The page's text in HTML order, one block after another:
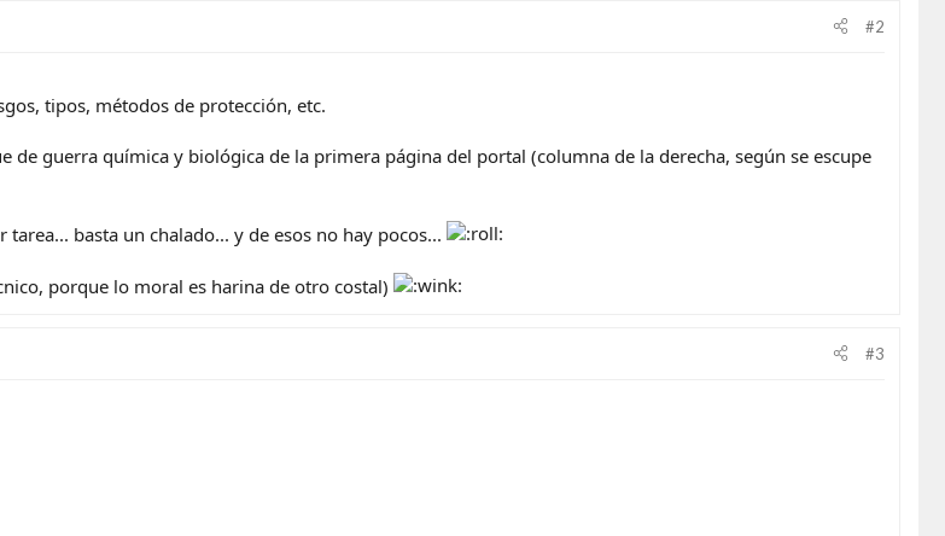
#2
tipos, métodos de protección, etc.
de guerra química y biológica de la primera página del portal (columna de la derecha, según se escupe
basta un chalado... y de esos no hay pocos...
porque lo moral es harina de otro costal)
#3